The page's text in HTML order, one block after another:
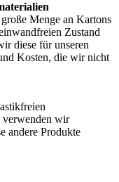
Menge an Kartons
Zustand
diese für unseren
Kosten, die wir nicht
verwenden wir
andere Produkte